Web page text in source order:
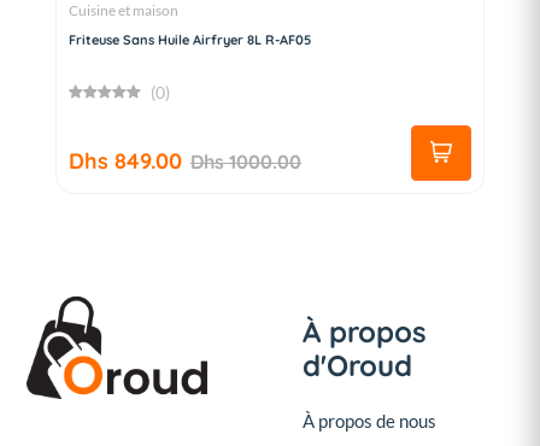
Cuisine et maison
Friteuse Sans Huile Airfryer 8L R-AF05
(0)
Dhs 849.00 Dhs 1000.00
À propos
d'Oroud
À propos de nous